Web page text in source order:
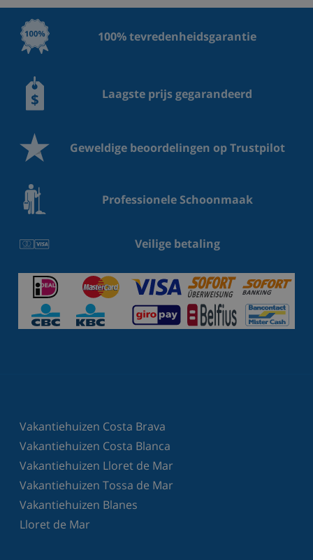
100% tevredenheidsgarantie
Laagste prijs gegarandeerd
Geweldige beoordelingen op Trustpilot
Professionele Schoonmaak
Veilige betaling
Vakantiehuizen Costa Brava
Vakantiehuizen Costa Blanca
Vakantiehuizen Lloret de Mar
Vakantiehuizen Tossa de Mar
Vakantiehuizen Blanes
Lloret de Mar